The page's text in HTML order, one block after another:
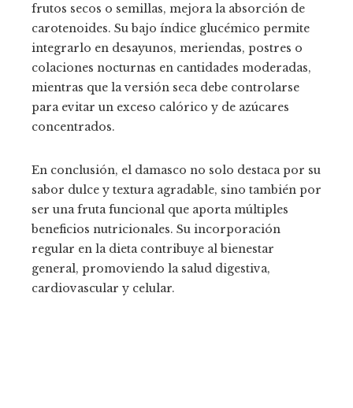
frutos secos o semillas, mejora la absorción de
carotenoides. Su bajo índice glucémico permite
integrarlo en desayunos, meriendas, postres o
colaciones nocturnas en cantidades moderadas,
mientras que la versión seca debe controlarse
para evitar un exceso calórico y de azúcares
concentrados.
En conclusión, el damasco no solo destaca por su
sabor dulce y textura agradable, sino también por
ser una fruta funcional que aporta múltiples
beneficios nutricionales. Su incorporación
regular en la dieta contribuye al bienestar
general, promoviendo la salud digestiva,
cardiovascular y celular.